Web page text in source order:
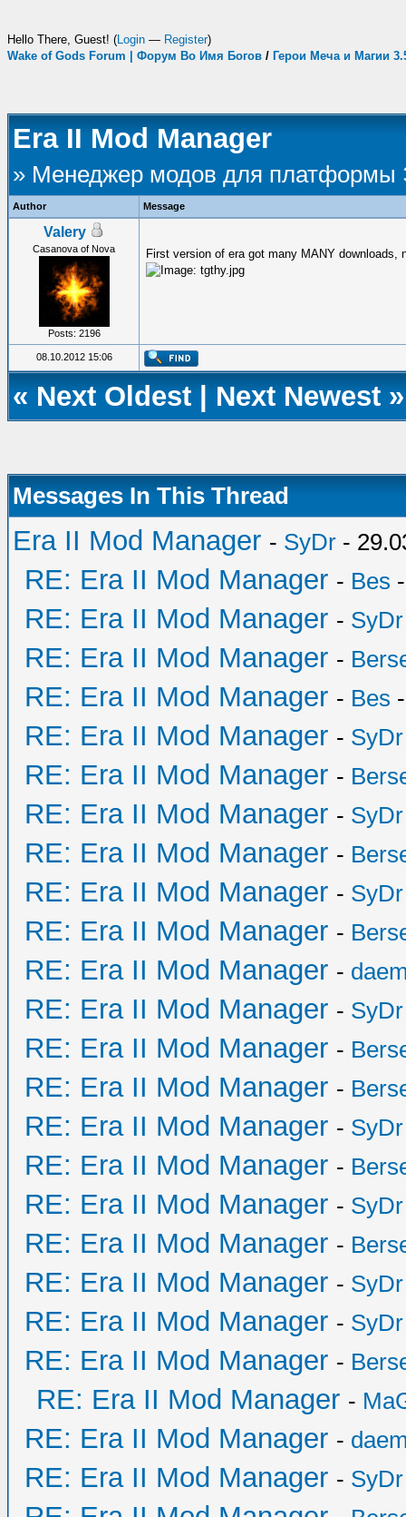
Hello There, Guest! (Login — Register)
Wake of Gods Forum | Форум Во Имя Богов / Герои Меча и Магии
Era II Mod Manager
» Менеджер модов для платформы
Author Message
Valery
Casanova of Nova
Posts: 2196
First version of era got many MANY downloads,
08.10.2012 15:06
« Next Oldest Next Newest »
Messages In This Thread
Era II Mod Manager - SyDr -
RE: Era II Mod Manager - Bes
RE: Era II Mod Manager - SyDr
RE: Era II Mod Manager -
RE: Era II Mod Manager - Bes
RE: Era II Mod Manager - SyDr
RE: Era II Mod Manager -
RE: Era II Mod Manager - SyDr
RE: Era II Mod Manager -
RE: Era II Mod Manager - SyDr
RE: Era II Mod Manager -
RE: Era II Mod Manager -
RE: Era II Mod Manager - SyDr
RE: Era II Mod Manager -
RE: Era II Mod Manager -
RE: Era II Mod Manager - SyDr
RE: Era II Mod Manager -
RE: Era II Mod Manager - SyDr
RE: Era II Mod Manager -
RE: Era II Mod Manager - SyDr
RE: Era II Mod Manager - SyDr
RE: Era II Mod Manager -
RE: Era II Mod Manager -
RE: Era II Mod Manager -
RE: Era II Mod Manager - SyDr